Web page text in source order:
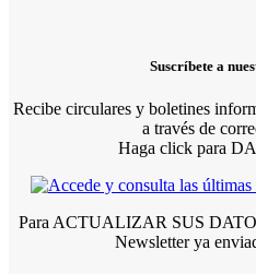
Suscríbete a
Recibe circulares y boletines
a través de
Haga click para
Para ACTUALIZAR SUS
Newsletter ya